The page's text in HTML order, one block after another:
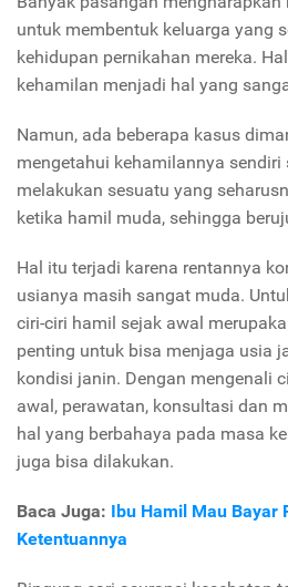
untuk membentuk keluarga yang
kehidupan pernikahan mereka.
kehamilan menjadi hal yang
Namun, ada beberapa kasus
mengetahui kehamilannya sendiri
melakukan sesuatu yang
ketika hamil muda, sehingga
Hal itu terjadi karena rentannya
usianya masih sangat muda.
ciri-ciri hamil sejak awal
penting untuk bisa menjaga usia
kondisi janin. Dengan mengenali
awal, perawatan, konsultasi dan
hal yang berbahaya pada masa
juga bisa dilakukan.
Baca Juga: Ibu Hamil Mau Bayar
Ketentuannya